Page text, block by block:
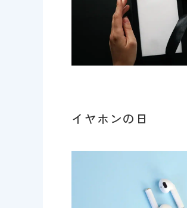
イヤホンの日